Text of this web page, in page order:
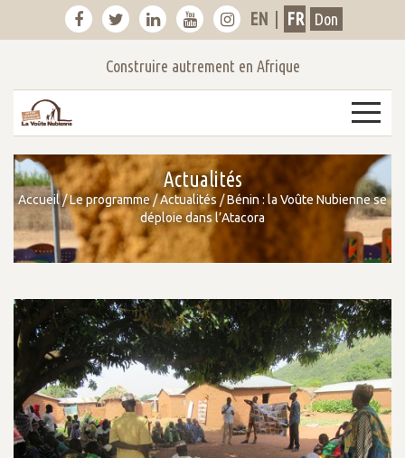
EN FR Don
Construire autrement en Afrique
Actualités
Accueil/Le programme/Actualités /Bénin : la Voûte Nubienne se
déploie dans l’Atacora